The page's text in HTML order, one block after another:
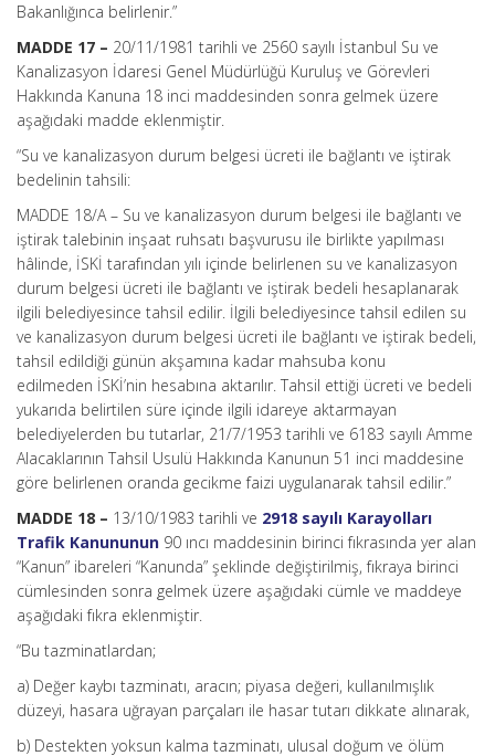
Bakanlığınca belirlenir.”
MADDE 17 – 20/11/1981 tarihli ve 2560 sayılı İstanbul Su ve
Kanalizasyon İdaresi Genel Müdürlüğü Kuruluş ve Görevleri
Hakkında Kanuna 18 inci maddesinden sonra gelmek üzere
aşağıdaki madde eklenmiştir.
“Su ve kanalizasyon durum belgesi ücreti ile bağlantı ve iştirak
bedelinin tahsili:
MADDE 18/A – Su ve kanalizasyon durum belgesi ile bağlantı ve
iştirak talebinin inşaat ruhsatı başvurusu ile birlikte yapılması
hâlinde, İSKİ tarafından yılı içinde belirlenen su ve kanalizasyon
durum belgesi ücreti ile bağlantı ve iştirak bedeli hesaplanarak
ilgili belediyesince tahsil edilir. İlgili belediyesince tahsil edilen su
ve kanalizasyon durum belgesi ücreti ile bağlantı ve iştirak bedeli,
tahsil edildiği günün akşamına kadar mahsuba konu
edilmeden İSKİ’nin hesabına aktarılır. Tahsil ettiği ücreti ve bedeli
yukarıda belirtilen süre içinde ilgili idareye aktarmayan
belediyelerden bu tutarlar, 21/7/1953 tarihli ve 6183 sayılı Amme
Alacaklarının Tahsil Usulü Hakkında Kanunun 51 inci maddesine
göre belirlenen oranda gecikme faizi uygulanarak tahsil edilir.”
MADDE 18 – 13/10/1983 tarihli ve 2918 sayılı Karayolları
Trafik Kanununun 90 ıncı maddesinin birinci fıkrasında yer alan
“Kanun” ibareleri “Kanunda” şeklinde değiştirilmiş, fıkraya birinci
cümlesinden sonra gelmek üzere aşağıdaki cümle ve maddeye
aşağıdaki fıkra eklenmiştir.
“Bu tazminatlardan;
a) Değer kaybı tazminatı, aracın; piyasa değeri, kullanılmışlık
düzeyi, hasara uğrayan parçaları ile hasar tutarı dikkate alınarak,
b) Destekten yoksun kalma tazminatı, ulusal doğum ve ölüm